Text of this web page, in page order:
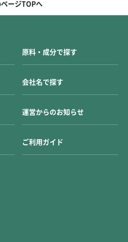
ページTOPへ
原料・成分で探す
会社名で探す
運営からのお知らせ
ご利用ガイド